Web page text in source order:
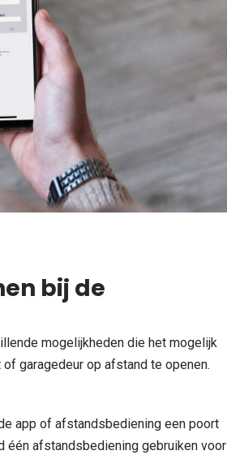
bij de
mogelijkheden die het mogelijk
garagedeur op afstand te openen.
app of afstandsbediening een poort
één afstandsbediening gebruiken voor